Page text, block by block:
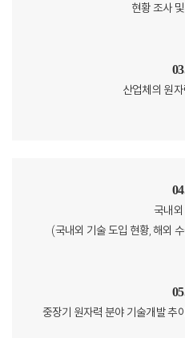
현황 조사
산업체의 원
국내외
(국내외 기술 도입 현황, 해외
중장기 원자력 분야 기술개발 추